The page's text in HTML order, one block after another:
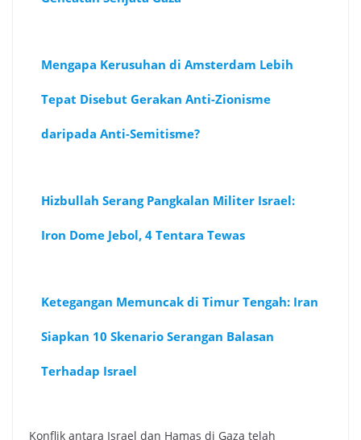
Mengapa Kerusuhan di Amsterdam Lebih
Tepat Disebut Gerakan Anti-Zionisme
daripada Anti-Semitisme?
Hizbullah Serang Pangkalan Militer Israel:
Iron Dome Jebol, 4 Tentara Tewas
Ketegangan Memuncak di Timur Tengah: Iran
Siapkan 10 Skenario Serangan Balasan
Terhadap Israel
Konflik antara Israel dan Hamas di Gaza telah